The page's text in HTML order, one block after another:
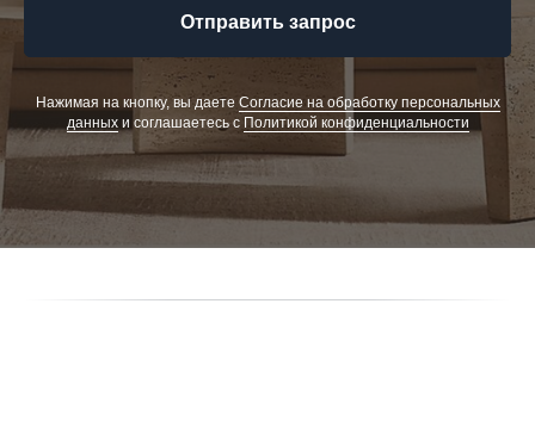
Отправить запрос
Нажимая на кнопку, вы даете Cогласие на обработку персональных
данныхи соглашаетесь c Политикой конфиденциальности